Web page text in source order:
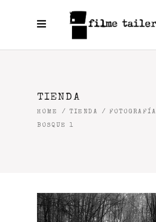
TIENDA
HOME / TIENDA /FOTOGRAFÍA
BOSQUE 1